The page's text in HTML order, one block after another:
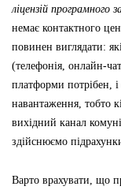
ліцензій програмного
немає контактного
повинен виглядати:
(телефонія, онлайн-
платформи потрібен, і
навантаження, тобто
вихідний канал
здійснюємо
Варто врахувати, що